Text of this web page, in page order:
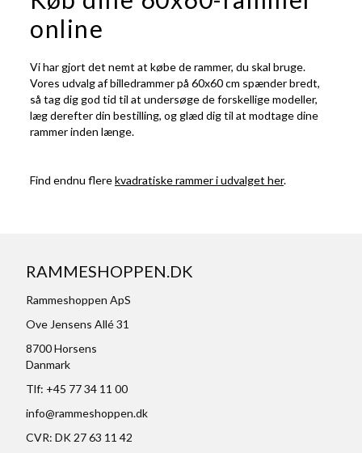
online
Vi har gjort det nemt at købe de rammer, du skal bruge.
Vores udvalg af billedrammer på 60x60 cm spænder bredt,
så tag dig god tid til at undersøge de forskellige modeller,
læg derefter din bestilling, og glæd dig til at modtage dine
rammer inden længe.
Find endnu flerekvadratiske rammer i udvalget her.
RAMMESHOPPEN.DK
Rammeshoppen ApS
Ove Jensens Allé 31
8700 Horsens
Danmark
Tlf: +45 77 34 11 00
info@rammeshoppen.dk
CVR: DK 27 63 11 42